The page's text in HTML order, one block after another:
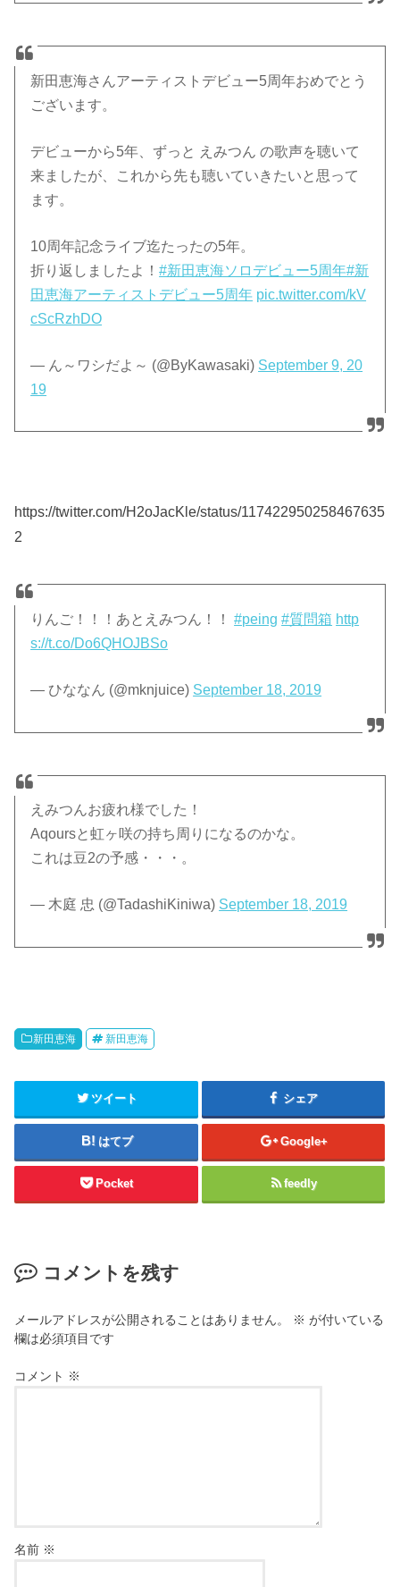
新田恵海さんアーティストデビュー5周年おめでとう
ございます。
デビューから5年、ずっと えみつん の歌声を聴いて
来ましたが、これから先も聴いていきたいと思って
ます。
10周年記念ライブ迄たったの5年。
折り返しましたよ！#新田恵海ソロデビュー5周年#新
田恵海アーティストデビュー5周年 pic.twitter.com/kV
cScRzhDO
— ん～ワシだよ～ (@ByKawasaki) September 9, 20
19
https://twitter.com/H2oJacKle/status/117422950258467635
2
りんご！！！あとえみつん！！#peing #質問箱 http
s://t.co/Do6QHOJBSo
— ひななん (@mknjuice) September 18, 2019
えみつんお疲れ様でした！
Aqoursと虹ヶ咲の持ち周りになるのかな。
これは豆2の予感・・・。
— 木庭 忠 (@TadashiKiniwa) September 18, 2019
新田恵海 新田恵海
ツイート シェア
はてブ Google+
Pocket feedly
コメントを残す
メールアドレスが公開されることはありません。 ※ が付いている
欄は必須項目です
コメント ※
名前 ※